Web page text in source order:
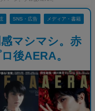
SNS・広告 メディア・書籍
マシマシ。赤
後AERA。